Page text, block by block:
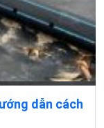
dẫn cách